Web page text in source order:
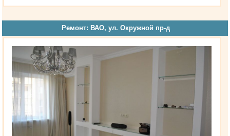
Ремонт: ВАО, ул. Окружной пр-д